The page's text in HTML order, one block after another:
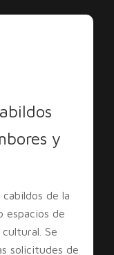
y
de la
espacios de
Se
solicitudes de